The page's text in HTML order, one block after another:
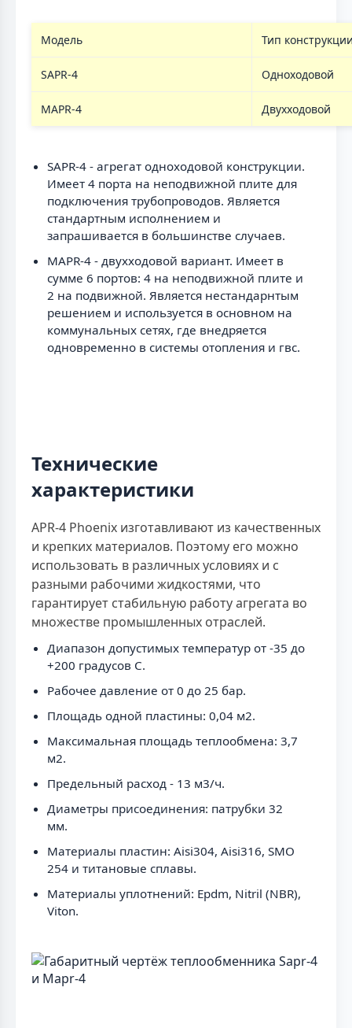
Модель Тип
SAPR-4 Одноходовой
MAPR-4 Двухходовой
SAPR-4 - агрегат одноходовой конструкции.
Имеет 4 порта на неподвижной плите для
подключения трубопроводов. Является
стандартным исполнением и
запрашивается в большинстве случаев.
MAPR-4 - двухходовой вариант. Имеет в
сумме 6 портов: 4 на неподвижной плите и
2 на подвижной. Является нестандарнтым
решением и используется в основном на
коммунальных сетях, где внедряется
одновременно в системы отопления и гвс.
Технические
характеристики
APR-4 Phoenix изготавливают из качественных
и крепких материалов. Поэтому его можно
использовать в различных условиях и с
разными рабочими жидкостями, что
гарантирует стабильную работу агрегата во
множестве промышленных отраслей.
Диапазон допустимых температур от -35 до
+200 градусов C.
Рабочее давление от 0 до 25 бар.
Площадь одной пластины: 0,04 м2.
Максимальная площадь теплообмена: 3,7
м2.
Предельный расход - 13 м3/ч.
Диаметры присоединения: патрубки 32
мм.
Материалы пластин: Aisi304, Aisi316, SMO
254 и титановые сплавы.
Материалы уплотнений: Epdm, Nitril (NBR),
Viton.